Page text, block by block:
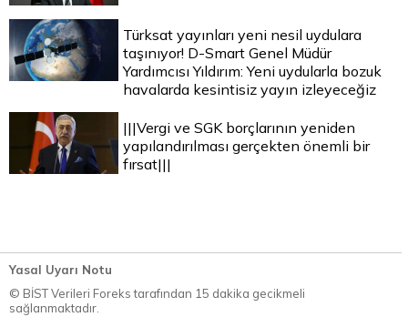
Türksat yayınları yeni nesil uydulara
taşınıyor! D-Smart Genel Müdür
Yardımcısı Yıldırım: Yeni uydularla bozuk
havalarda kesintisiz yayın izleyeceğiz
|||Vergi ve SGK borçlarının yeniden
yapılandırılması gerçekten önemli bir
fırsat|||
Yasal Uyarı Notu
© BİST Verileri Foreks tarafından 15 dakika gecikmeli
sağlanmaktadır.